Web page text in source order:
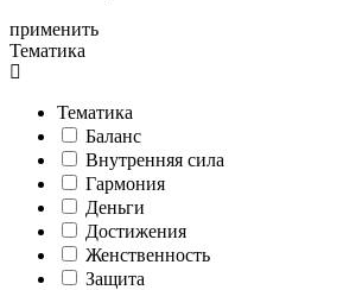
применить
Тематика
Тематика
Баланс
Внутренняя сила
Гармония
Деньги
Достижения
Женственность
Защита